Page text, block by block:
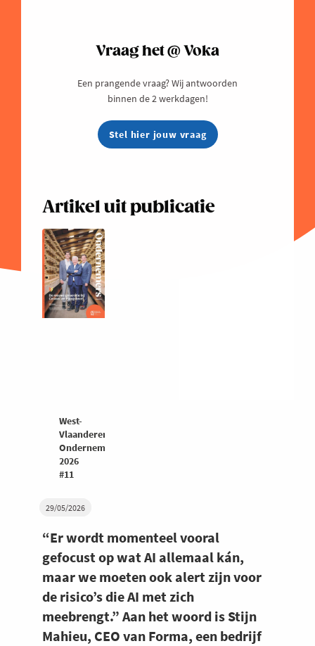
29/05/2026
“Er wordt momenteel vooral
gefocust op wat AI allemaal kán,
maar we moeten ook alert zijn voor
de risico’s die AI met zich
meebrengt.” Aan het woord is Stijn
Mahieu, CEO van Forma, een bedrijf
Vraag het @ Voka
Een prangende vraag? Wij antwoorden
binnen de 2 werkdagen!
Stel hier jouw vraag
Artikel uit publicatie
West-
Vlaanderen
Ondernemers
2026
#11